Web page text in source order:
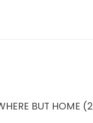
BUT HOME